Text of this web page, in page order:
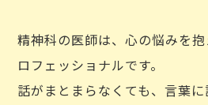
精神科の医師は、心の悩みを
ロフェッショナルです。
話がまとまらなくても、言葉